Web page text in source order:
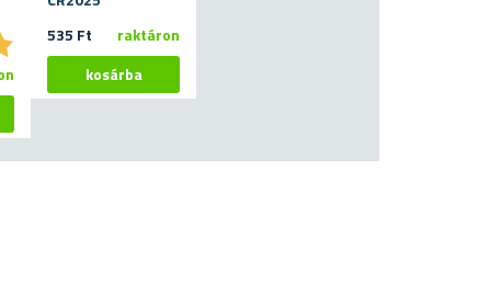
535 Ft
raktáron